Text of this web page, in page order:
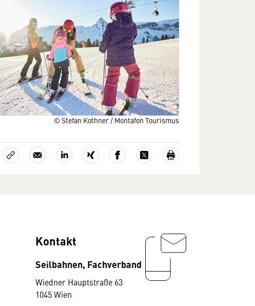
© Stefan Kothner / Montafon Tourismus
Kontakt
Seilbahnen, Fachverband
Wiedner Hauptstraße 63
1045 Wien